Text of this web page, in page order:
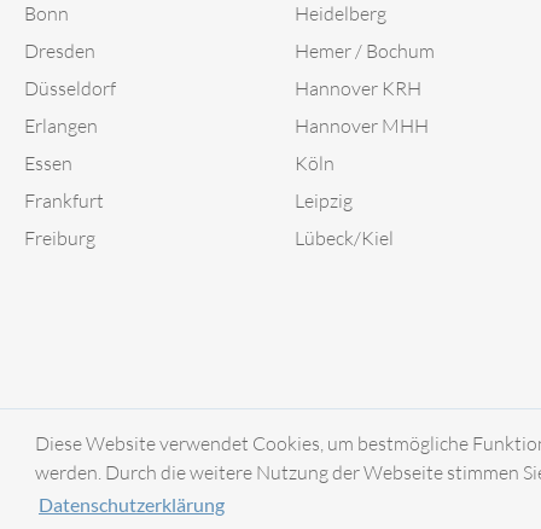
Diese Website verwendet Cookies, um bestmögliche
werden. Durch die weitere Nutzung der Webseite stimmen
Datenschutzerklärung
Bonn
Dresden
Düsseldorf
Erlangen
Essen
Frankfurt
Freiburg
Heidelberg
Hemer / Bochum
Hannover KRH
Hannover MHH
Köln
Leipzig
Lübeck/Kiel
© 2018-2026